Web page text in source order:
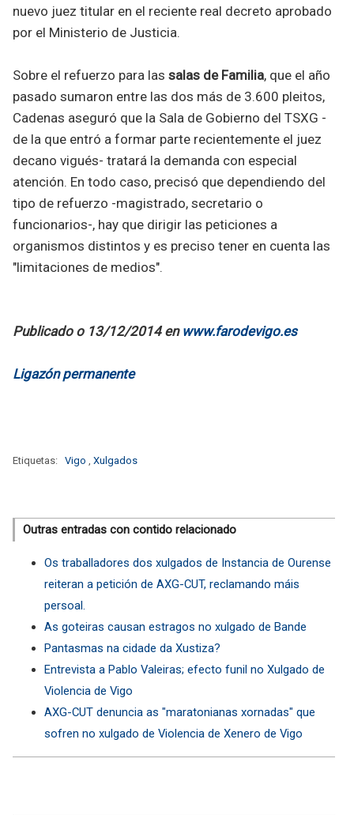
nuevo juez titular en el reciente real decreto aprobado
por el Ministerio de Justicia.
Sobre el refuerzo para las salas de Familia, que el año
pasado sumaron entre las dos más de 3.600 pleitos,
Cadenas aseguró que la Sala de Gobierno del TSXG -
de la que entró a formar parte recientemente el juez
decano vigués- tratará la demanda con especial
atención. En todo caso, precisó que dependiendo del
tipo de refuerzo -magistrado, secretario o
funcionarios-, hay que dirigir las peticiones a
organismos distintos y es preciso tener en cuenta las
"limitaciones de medios".
Publicado o 13/12/2014 en www.farodevigo.es
Ligazón permanente
Etiquetas: Vigo Xulgados
Outras entradas con contido relacionado
Os traballadores dos xulgados de Instancia de Ourense
reiteran a petición de AXG-CUT, reclamando máis
persoal.
As goteiras causan estragos no xulgado de Bande
Pantasmas na cidade da Xustiza?
Entrevista a Pablo Valeiras; efecto funil no Xulgado de
Violencia de Vigo
AXG-CUT denuncia as "maratonianas xornadas" que
sofren no xulgado de Violencia de Xenero de Vigo